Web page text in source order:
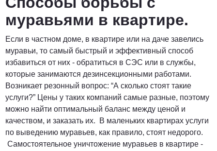
муравьями в квартире.
Если в частном доме, в квартире или на даче завелись
муравьи, то самый быстрый и эффективный способ
избавиться от них - обратиться в СЭС или в службы,
которые занимаются дезинсекционными работами.
Возникает резонный вопрос: “А сколько стоят такие
услуги?” Цены у таких компаний самые разные, поэтому
можно найти оптимальный баланс между ценой и
качеством, и заказать их. В маленьких квартирах услуги
по выведению муравьев, как правило, стоят недорого.
Самостоятельное уничтожение муравьев в квартире -